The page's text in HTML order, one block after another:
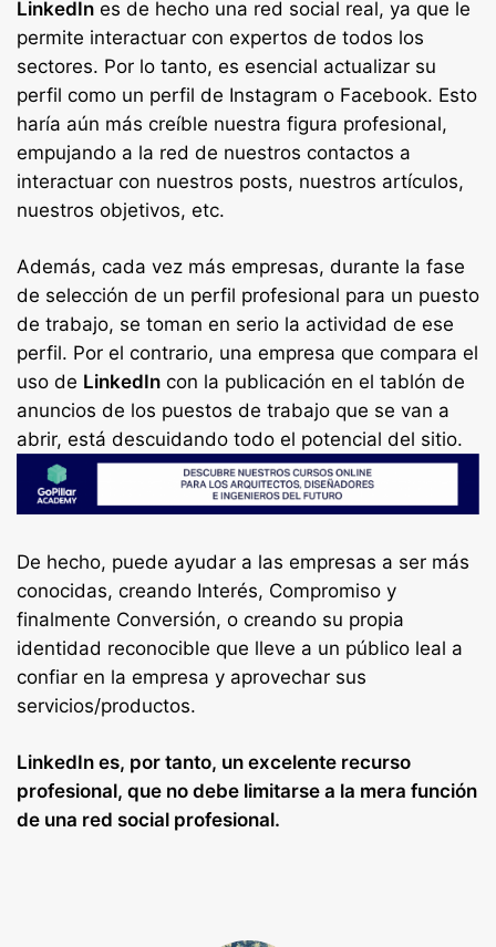
LinkedIn es de hecho una red social real, ya que le
permite interactuar con expertos de todos los
sectores. Por lo tanto, es esencial actualizar su
perfil como un perfil de Instagram o Facebook. Esto
haría aún más creíble nuestra figura profesional,
empujando a la red de nuestros contactos a
interactuar con nuestros posts, nuestros artículos,
nuestros objetivos, etc.
Además, cada vez más empresas, durante la fase
de selección de un perfil profesional para un puesto
de trabajo, se toman en serio la actividad de ese
perfil. Por el contrario, una empresa que compara el
uso de LinkedIn con la publicación en el tablón de
anuncios de los puestos de trabajo que se van a
abrir, está descuidando todo el potencial del sitio.
De hecho, puede ayudar a las empresas a ser más
conocidas, creando Interés, Compromiso y
finalmente Conversión, o creando su propia
identidad reconocible que lleve a un público leal a
confiar en la empresa y aprovechar sus
servicios/productos.
LinkedIn es, por tanto, un excelente recurso
profesional, que no debe limitarse a la mera función
de una red social profesional.